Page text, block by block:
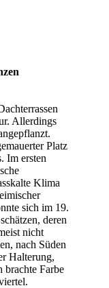
Allerdings
Platz
Im ersten
Klima
sich im 19.
deren
nicht
nach Süden
Halterung,
brachte Farbe